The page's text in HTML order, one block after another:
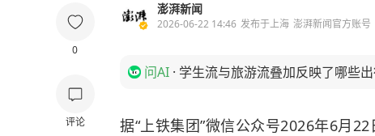
0
评论
澎湃新闻
2026-06-22 14:46 发布于上海 澎湃新闻官方账号
问AI · 学生流与旅游流叠加反映了哪些出
据“上铁集团”微信公众号2026年6月